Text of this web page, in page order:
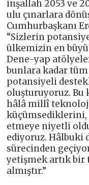
inşallah 2053 ve
ulu çınarlara
Cumhurbaşkanı
“Sizlerin
ülkemizin en
Dene-yap
bunlara kadar
potansiyeli
oluşturuyoruz. Bu
hâlâ millî
küçümsediklerini,
etmeye niyetli
ediyoruz. Hâlbuki
sürecinden
yetişmek artık
almıştır.”